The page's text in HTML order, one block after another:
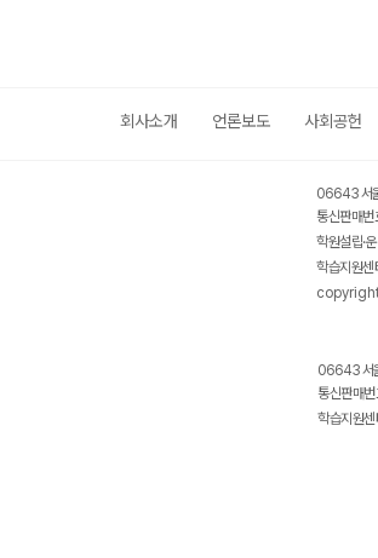
회사소개 언론보도 사회공헌
06643 서
통신판매
학원설립·
학습지원
06643 서
통신판매
학습지원